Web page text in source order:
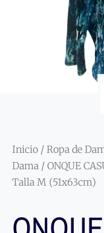
Inicio / Ropa de
Dama / ONQUE
Talla M (51x63cm)